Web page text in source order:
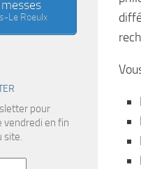
Le Roeulx
pour
vendredi en fin
site.